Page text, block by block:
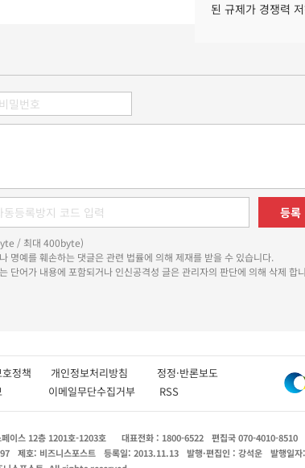
된 규제가 경쟁력
등록
/ 최대 400byte)
명예를 훼손하는 댓글은 관련 법률에 의해 제재를 받을 수 있습니다.
단어가 내용에 포함되거나 인신공격성 글은 관리자의 판단에 의해 삭제 합
호정책 개인정보처리방침 정정·반론보도
보 이메일무단수집거부 RSS
이스 12층 1201호-1203호 대표전화 : 1800-6522 편집국 070-4010-8510
제호: 비즈니스포스트 등록일: 2013.11.13 발행·편집인 : 강석운 발행일